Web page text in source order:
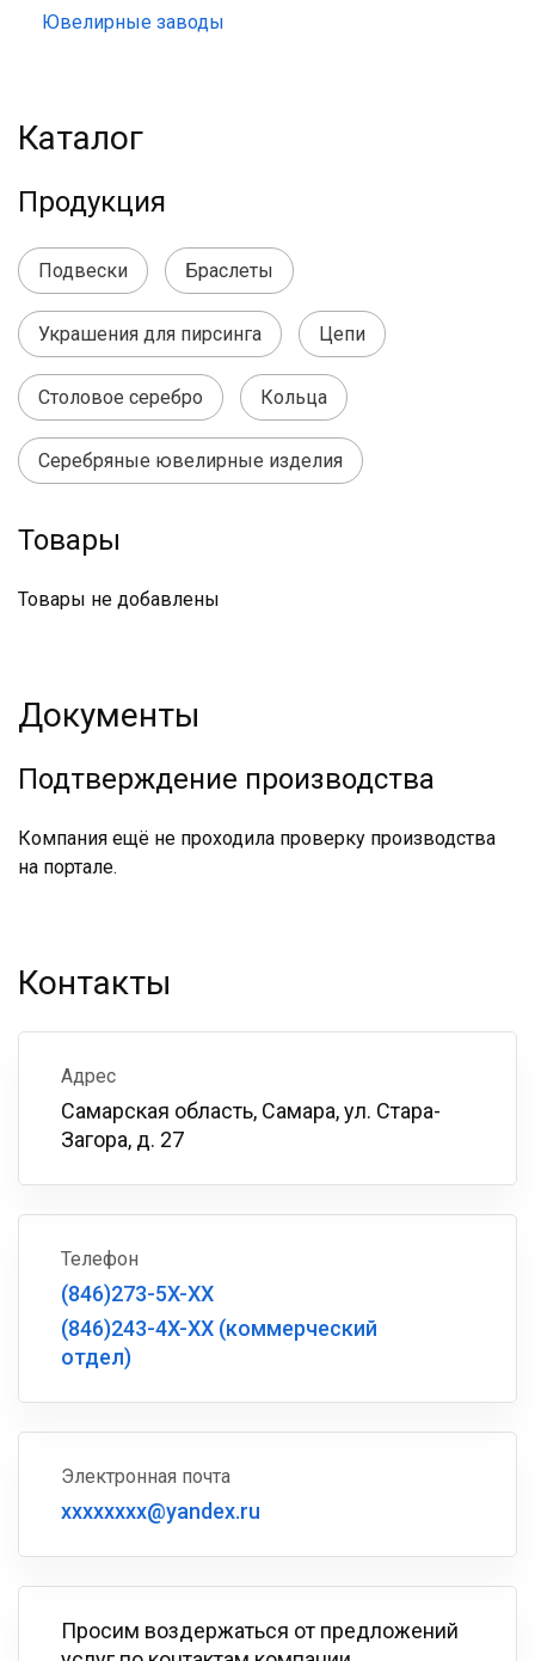
Ювелирные заводы
Каталог
Продукция
Подвески Браслеты
Украшения для пирсинга Цепи
Столовое серебро Кольца
Серебряные ювелирные изделия
Товары
Товары не добавлены
Документы
Подтверждение производства
Компания ещё не проходила проверку производства
на портале.
Контакты
Адрес
Самарская область, Самара, ул. Стара-
Загора, д. 27
Телефон
(846)273-5X-XX
(846)243-4X-XX (коммерческий
отдел)
Электронная почта
xxxxxxxx@yandex.ru
Просим воздержаться от предложений